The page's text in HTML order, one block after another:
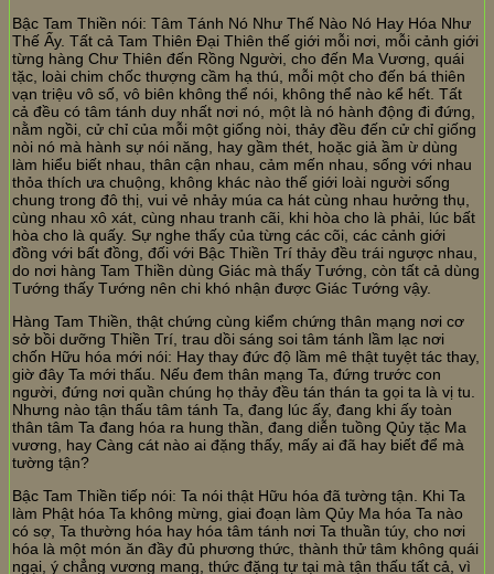
Bậc Tam Thiền nói: Tâm Tánh Nó Như Thế Nào Nó Hay Hóa Như
Thế Ấy. Tất cả Tam Thiên Đại Thiên thế giới mỗi nơi, mỗi cảnh giới
từng hàng Chư Thiên đến Rồng Người, cho đến Ma Vương, quái
tặc, loài chim chốc thượng cầm hạ thú, mỗi một cho đến bá thiên
vạn triệu vô số, vô biên không thể nói, không thể nào kể hết. Tất
cả đều có tâm tánh duy nhất nơi nó, một là nó hành động đi đứng,
nằm ngồi, cử chỉ của mỗi một giống nòi, thảy đều đến cử chỉ giống
nòi nó mà hành sự nói năng, hay gầm thét, hoặc giả ầm ừ dùng
làm hiểu biết nhau, thân cận nhau, cảm mến nhau, sống với nhau
thỏa thích ưa chuộng, không khác nào thế giới loài người sống
chung trong đô thị, vui vẻ nhảy múa ca hát cùng nhau hưởng thụ,
cùng nhau xô xát, cùng nhau tranh cãi, khi hòa cho là phải, lúc bất
hòa cho là quấy. Sự nghe thấy của từng các cõi, các cảnh giới
đồng với bất đồng, đối với Bậc Thiền Trí thảy đều trái ngược nhau,
do nơi hàng Tam Thiền dùng Giác mà thấy Tướng, còn tất cả dùng
Tướng thấy Tướng nên chi khó nhận được Giác Tướng vậy.
Hàng Tam Thiền, thật chứng cùng kiểm chứng thân mạng nơi cơ
sở bồi dưỡng Thiền Trí, trau dồi sáng soi tâm tánh lầm lạc nơi
chốn Hữu hóa mới nói: Hay thay đức độ lầm mê thật tuyệt tác thay,
giờ đây Ta mới thấu. Nếu đem thân mạng Ta, đứng trước con
người, đứng nơi quần chúng họ thảy đều tán thán ta gọi ta là vị tu.
Nhưng nào tận thấu tâm tánh Ta, đang lúc ấy, đang khi ấy toàn
thân tâm Ta đang hóa ra hung thần, đang diễn tuồng Qủy tặc Ma
vương, hay Càng cát nào ai đặng thấy, mấy ai đã hay biết để mà
tường tận?
Bậc Tam Thiền tiếp nói: Ta nói thật Hữu hóa đã tường tận. Khi Ta
làm Phật hóa Ta không mừng, giai đoạn làm Qủy Ma hóa Ta nào
có sợ, Ta thường hóa hay hóa tâm tánh nơi Ta thuần túy, cho nơi
hóa là một món ăn đầy đủ phương thức, thành thử tâm không quái
ngại, ý chẳng vương mang, thức đặng tự tại mà tận thấu tất cả, vì